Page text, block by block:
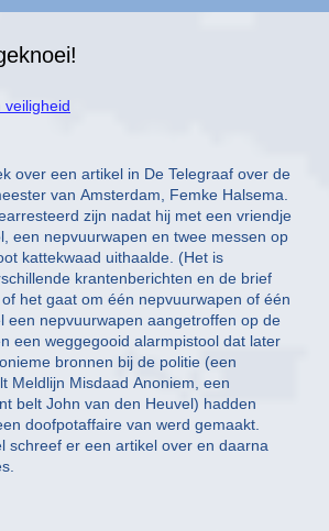
veiligheid
over een artikel in De Telegraaf over de
van Amsterdam, Femke Halsema.
zijn nadat hij met een vriendje
een nepvuurwapen en twee messen op
kattekwaad uithaalde. (Het is
krantenberichten en de brief
het gaat om één nepvuurwapen of één
een nepvuurwapen aangetroffen op de
een weggegooid alarmpistool dat later
bronnen bij de politie (een
Meldlijn Misdaad Anoniem, een
belt John van den Heuvel) hadden
doofpotaffaire van werd gemaakt.
schreef er een artikel over en daarna